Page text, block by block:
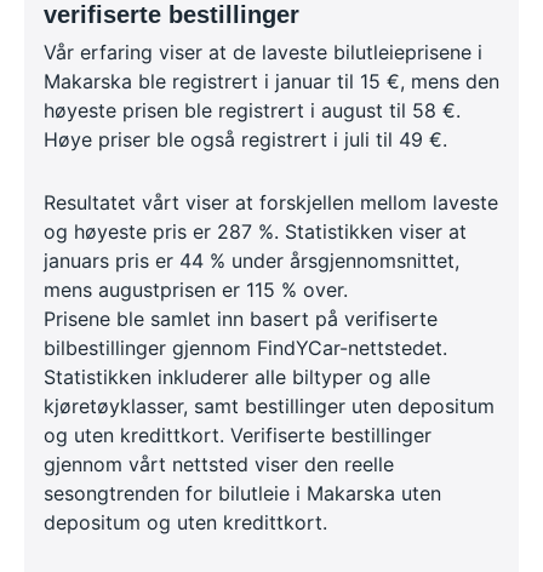
verifiserte bestillinger
Vår erfaring viser at de laveste bilutleieprisene i
Makarska ble registrert i januar til 15 €, mens den
høyeste prisen ble registrert i august til 58 €.
Høye priser ble også registrert i juli til 49 €.
Resultatet vårt viser at forskjellen mellom laveste
og høyeste pris er 287 %. Statistikken viser at
januars pris er 44 % under årsgjennomsnittet,
mens augustprisen er 115 % over.
Prisene ble samlet inn basert på verifiserte
bilbestillinger gjennom FindYCar-nettstedet.
Statistikken inkluderer alle biltyper og alle
kjøretøyklasser, samt bestillinger uten depositum
og uten kredittkort. Verifiserte bestillinger
gjennom vårt nettsted viser den reelle
sesongtrenden for bilutleie i Makarska uten
depositum og uten kredittkort.